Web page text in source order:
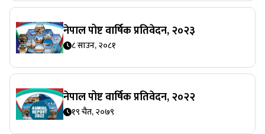
नेपाल पोष्ट वार्षिक प्रतिवेदन, २०२३
८ साउन, २०८१
नेपाल पोष्ट वार्षिक प्रतिवेदन, २०२२
१९ चैत, २०७९